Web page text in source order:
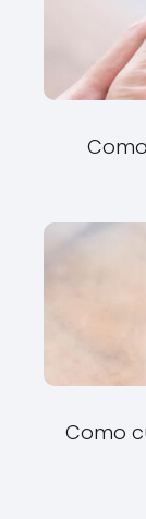
Como